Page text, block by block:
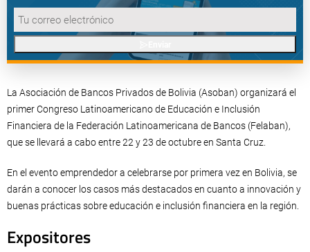
La Asociación de Bancos Privados de Bolivia (Asoban) organizará el
primer Congreso Latinoamericano de Educación e Inclusión
Financiera de la Federación Latinoamericana de Bancos (Felaban),
que se llevará a cabo entre 22 y 23 de octubre en Santa Cruz.
En el evento emprendedor a celebrarse por primera vez en Bolivia, se
darán a conocer los casos más destacados en cuanto a innovación y
buenas prácticas sobre educación e inclusión financiera en la región.
Expositores